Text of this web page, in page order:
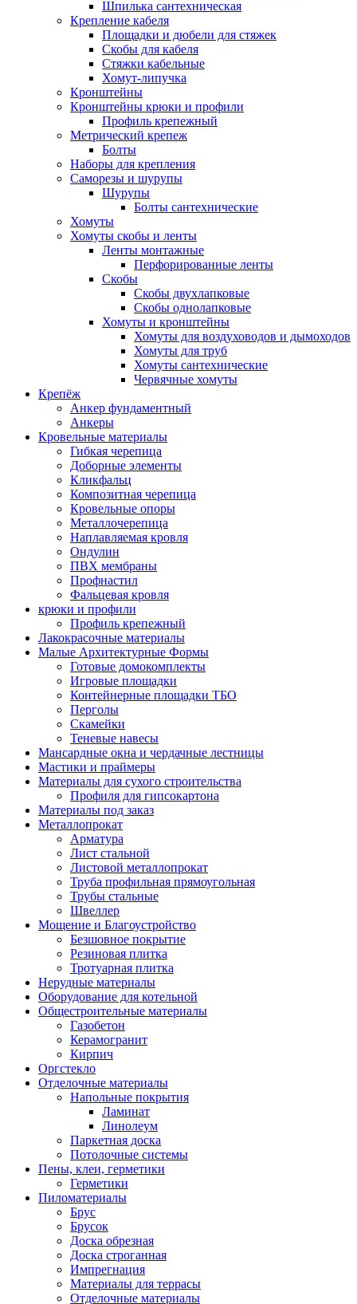
Шпилька сантехническая
Крепление кабеля
Площадки и дюбели для стяжек
Скобы для кабеля
Стяжки кабельные
Хомут-липучка
Кронштейны
Кронштейны крюки и профили
Профиль крепежный
Метрический крепеж
Болты
Наборы для крепления
Саморезы и шурупы
Шурупы
Болты сантехнические
Хомуты
Хомуты скобы и ленты
Ленты монтажные
Перфорированные ленты
Скобы
Скобы двухлапковые
Скобы однолапковые
Хомуты и кронштейны
Хомуты для воздуховодов и дымоходов
Хомуты для труб
Хомуты сантехнические
Червячные хомуты
Крепёж
Анкер фундаментный
Анкеры
Кровельные материалы
Гибкая черепица
Доборные элементы
Кликфальц
Композитная черепица
Кровельные опоры
Металлочерепица
Наплавляемая кровля
Ондулин
ПВХ мембраны
Профнастил
Фальцевая кровля
крюки и профили
Профиль крепежный
Лакокрасочные материалы
Малые Архитектурные Формы
Готовые домокомплекты
Игровые площадки
Контейнерные площадки ТБО
Перголы
Скамейки
Теневые навесы
Мансардные окна и чердачные лестницы
Мастики и праймеры
Материалы для сухого строительства
Профиля для гипсокартона
Материалы под заказ
Металлопрокат
Арматура
Лист стальной
Листовой металлопрокат
Труба профильная прямоугольная
Трубы стальные
Швеллер
Мощение и Благоустройство
Безшовное покрытие
Резиновая плитка
Тротуарная плитка
Нерудные материалы
Оборудование для котельной
Общестроительные материалы
Газобетон
Керамогранит
Кирпич
Оргстекло
Отделочные материалы
Напольные покрытия
Ламинат
Линолеум
Паркетная доска
Потолочные системы
Пены, клеи, герметики
Герметики
Пиломатериалы
Брус
Брусок
Доска обрезная
Доска строганная
Импрегнация
Материалы для террасы
Отделочные материалы